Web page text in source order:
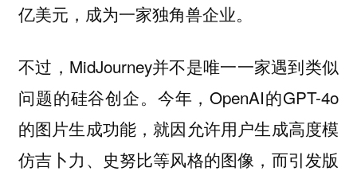
亿美元，成为一家独角兽企业。
不过，MidJourney并不是唯一一家遇到类似
问题的硅谷创企。今年，OpenAI的GPT-4o
的图片生成功能，就因允许用户生成高度模
仿吉卜力、史努比等风格的图像，而引发版